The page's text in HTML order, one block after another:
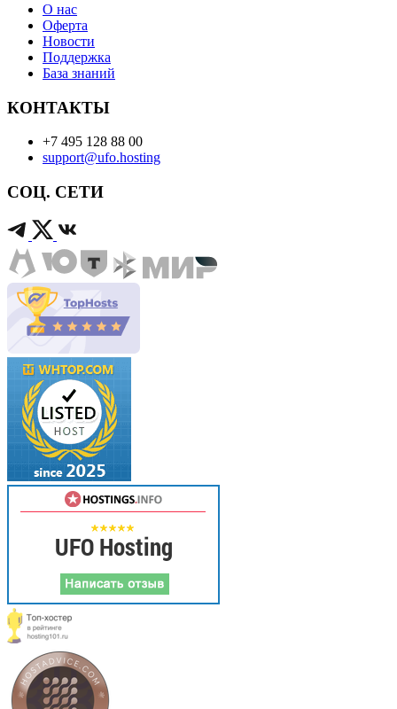
О нас
Оферта
Новости
Поддержка
База знаний
КОНТАКТЫ
+7 495 128 88 00
support@ufo.hosting
СОЦ. СЕТИ